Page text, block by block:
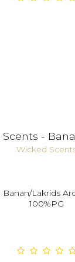
-
Wicked
Banan/Lakrids
100%PG